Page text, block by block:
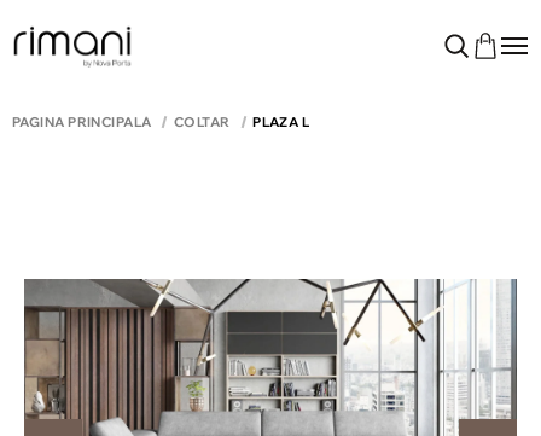
PAGINA PRINCIPALĂ COLTAR PLAZA L